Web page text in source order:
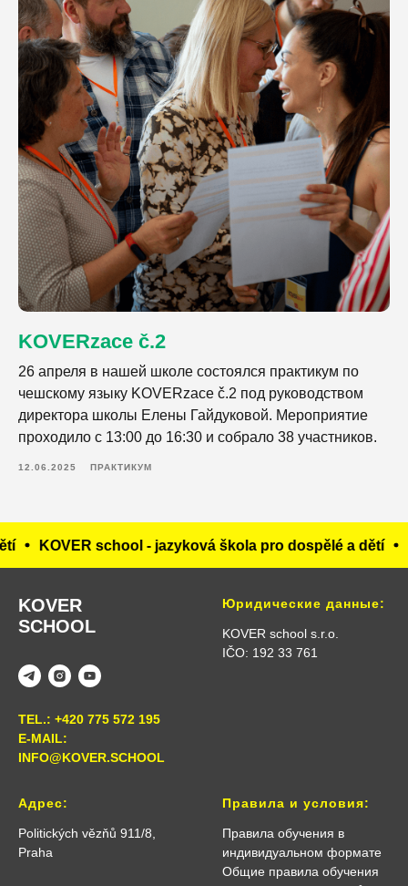
KOVERzace č.2
26 апреля в нашей школе состоялся практикум по
чешскому языку KOVERzace č.2 под руководством
директора школы Елены Гайдуковой. Мероприятие
проходило с 13:00 до 16:30 и собрало 38 участников.
12.06.2025 ПРАКТИКУМ
school - jazyková škola pro dospělé a dětí
KOVER
SCHOOL
TEL.: +420 775 572 195
E-MAIL:
INFO@KOVER.SCHOOL
Юридические данные:
KOVER school s.r.o.
IČO: 192 33 761
Адрес:
Politických vězňů 911/8,
Praha
Правила и условия:
Правила обучения в
индивидуальном формате
Общие правила обучения